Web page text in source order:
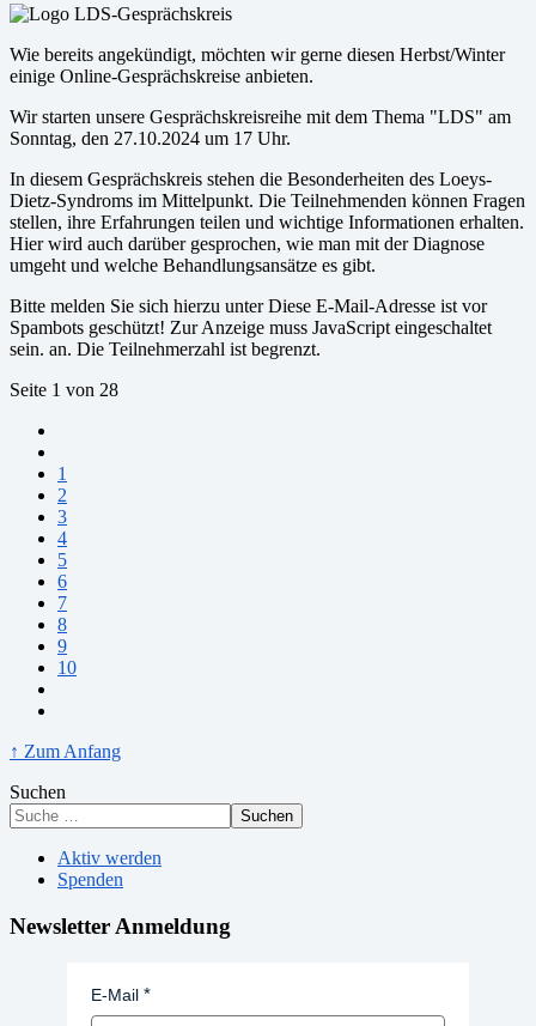
Wie bereits angekündigt, möchten wir gerne diesen Herbst/Winter
einige Online-Gesprächskreise anbieten.
Wir starten unsere Gesprächskreisreihe mit dem Thema "LDS" am
Sonntag, den 27.10.2024 um 17 Uhr.
In diesem Gesprächskreis stehen die Besonderheiten des Loeys-
Dietz-Syndroms im Mittelpunkt. Die Teilnehmenden können Fragen
stellen, ihre Erfahrungen teilen und wichtige Informationen erhalten.
Hier wird auch darüber gesprochen, wie man mit der Diagnose
umgeht und welche Behandlungsansätze es gibt.
Bitte melden Sie sich hierzu unterDiese E-Mail-Adresse ist vor
Spambots geschützt! Zur Anzeige muss JavaScript eingeschaltet
sein. an. Die Teilnehmerzahl ist begrenzt.
Seite 1 von 28
1
2
3
4
5
6
7
8
9
10
↑ Zum Anfang
Suchen
Suchen
Aktiv werden
Spenden
Newsletter Anmeldung
E-Mail